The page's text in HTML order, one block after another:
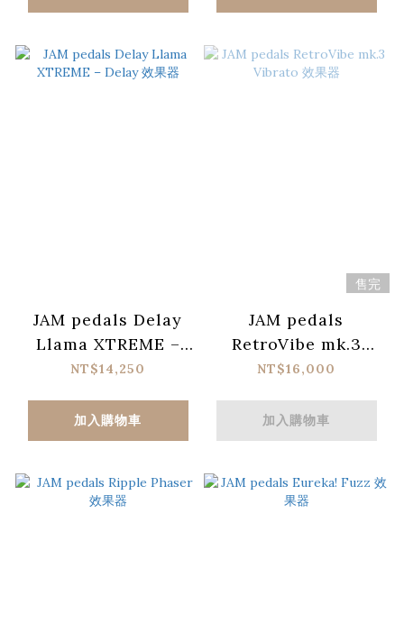
JAM pedals Delay
Llama XTREME –
Delay 效果器
NT$14,250
加入購物車
售完
JAM pedals
RetroVibe mk.3
Vibrato 效果器
NT$16,000
加入購物車